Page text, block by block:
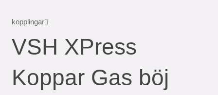
kopplingar
VSH XPress
Koppar Gas böj